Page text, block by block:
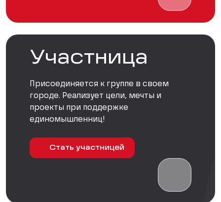
Участница
Присоединяется к группе в своем
городе. Реализует цели, мечты и
проекты при поддержке
единомышленниц!
Стать участницей